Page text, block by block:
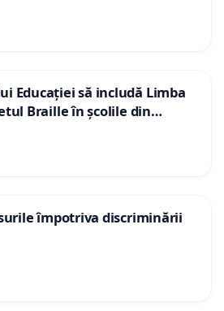
Educației să includă Limba
Braille în școlile din
împotriva discriminării